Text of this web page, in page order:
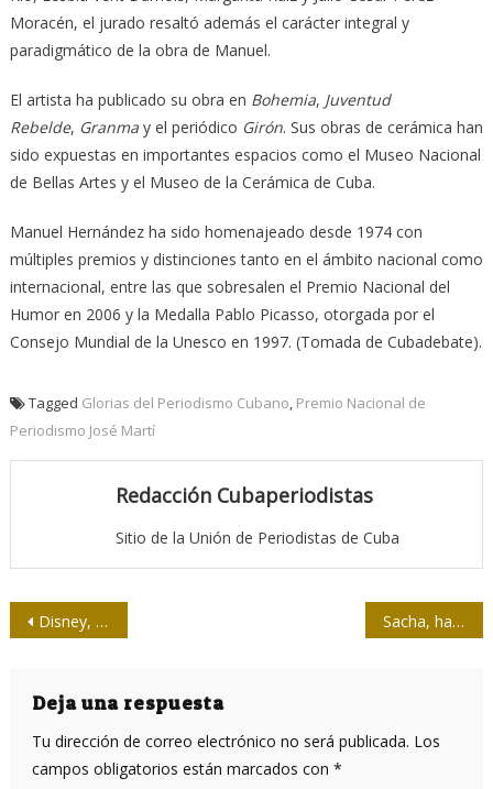
Moracén, el jurado resaltó además el carácter integral y
paradigmático de la obra de Manuel.
El artista ha publicado su obra en Bohemia, Juventud
Rebelde, Granmay el periódico Girón. Sus obras de cerámica han
sido expuestas en importantes espacios como el Museo Nacional
de Bellas Artes y el Museo de la Cerámica de Cuba.
Manuel Hernández ha sido homenajeado desde 1974 con
múltiples premios y distinciones tanto en el ámbito nacional como
internacional, entre las que sobresalen el Premio Nacional del
Humor en 2006 y la Medalla Pablo Picasso, otorgada por el
Consejo Mundial de la Unesco en 1997. (Tomada de Cubadebate).
Tagged Glorias del Periodismo Cubano Premio Nacional de
Periodismo José Martí
Redacción Cubaperiodistas
Sitio de la Unión de Periodistas de Cuba
Navegación
entradas
Disney, frente al espejo y las azucenas Sacha, hasta siempre
Deja una respuesta
Tu dirección de correo electrónico no será publicada. Los
campos obligatorios están marcados con *